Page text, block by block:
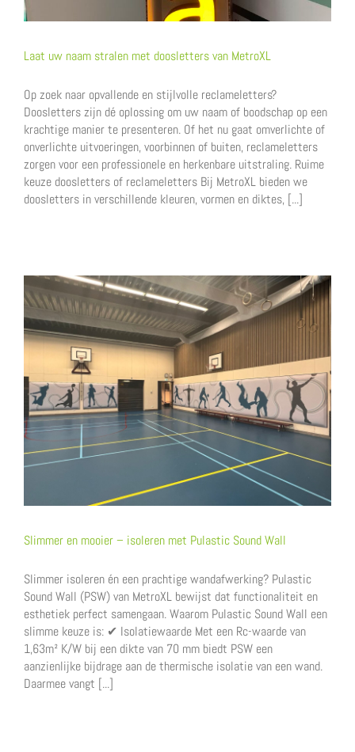
Laat uw naam stralen met doosletters van MetroXL
Op zoek naar opvallende en stijlvolle reclameletters?
Doosletters zijn dé oplossing om uw naam of boodschap op een
krachtige manier te presenteren. Of het nu gaat omverlichte of
onverlichte uitvoeringen, voorbinnen of buiten, reclameletters
zorgen voor een professionele en herkenbare uitstraling. Ruime
keuze doosletters of reclameletters Bij MetroXL bieden we
doosletters in verschillende kleuren, vormen en diktes, [...]
Slimmer en mooier – isoleren met Pulastic Sound Wall
Slimmer isoleren én een prachtige wandafwerking? Pulastic
Sound Wall (PSW) van MetroXL bewijst dat functionaliteit en
esthetiek perfect samengaan. Waarom Pulastic Sound Wall een
slimme keuze is: ✔ Isolatiewaarde Met een Rc-waarde van
1,63m² K/W bij een dikte van 70 mm biedt PSW een
aanzienlijke bijdrage aan de thermische isolatie van een wand.
Daarmee vangt [...]